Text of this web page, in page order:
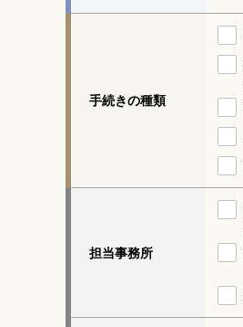
手続きの種類
担当事務所